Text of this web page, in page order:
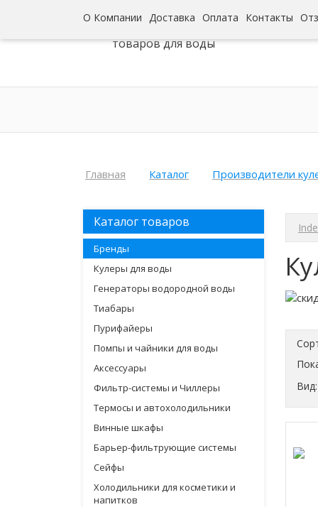
О Компании Доставка Оплата Контакты
Интернет-гипермаркет
товаров для воды
Главная Каталог Производители
Каталог товаров
Бренды
Кулеры для воды
Генераторы водородной воды
Тиабары
Пурифайеры
Помпы и чайники для воды
Аксессуары
Фильтр-системы и Чиллеры
Термосы и автохолодильники
Винные шкафы
Барьер-фильтрующие системы
Сейфы
Холодильники для косметики и
напитков
Вид: